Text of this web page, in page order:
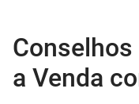
a Venda